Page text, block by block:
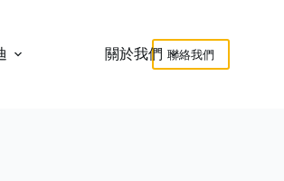
關於我們 聯絡我們